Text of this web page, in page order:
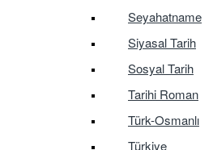
Seyahatname
Siyasal Tarih
Sosyal Tarih
Tarihi Roman
Türk-Osmanlı
Türkiye